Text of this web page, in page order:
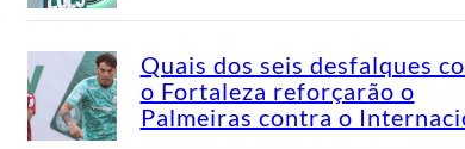
Quais dos seis desfalques
o Fortaleza reforçarão o
Palmeiras contra o